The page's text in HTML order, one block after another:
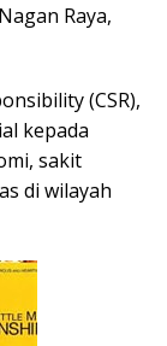
Raya,
(CSR),
kepada
sakit
di wilayah